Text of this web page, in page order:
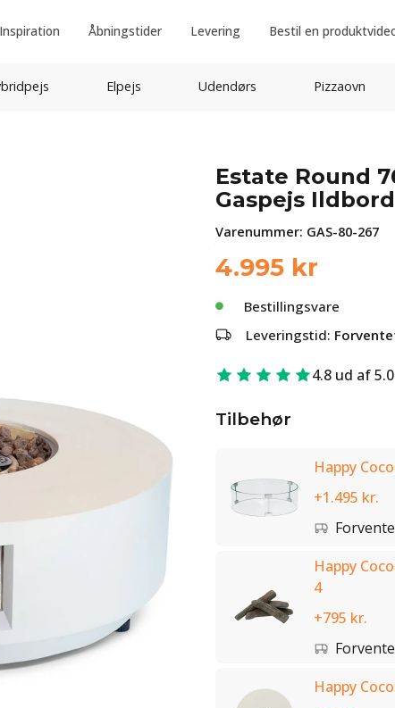
Inspiration Åbningstider Levering Bestil en
Elpejs Udendørs Pizzaovn
Estate Round
Gaspejs Ildbord
Varenummer: GAS-80-267
4.995 kr
Bestillingsvare
Leveringstid:
4.8 ud af
Tilbehør
Happy
+1.495 kr.
Happy
4
+795 kr.
Happy